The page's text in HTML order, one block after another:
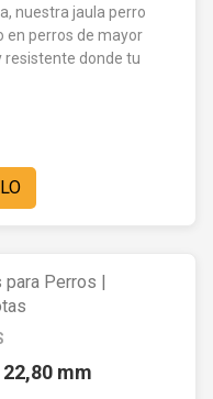
nuestra jaula perro
en perros de mayor
resistente donde tu
mm